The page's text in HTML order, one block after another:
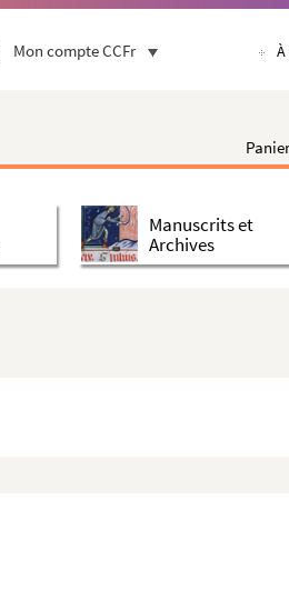
Mon compte CCFr
Panier
Manuscrits et
Archives